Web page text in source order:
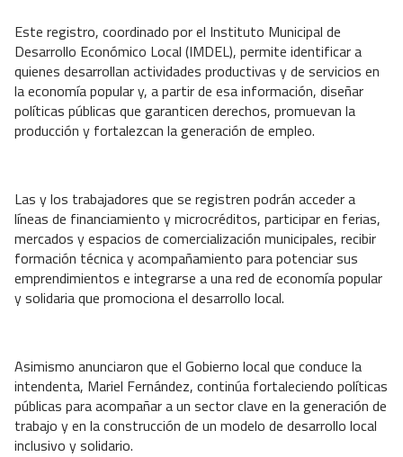
Este registro, coordinado por el Instituto Municipal de
Desarrollo Económico Local (IMDEL), permite identificar a
quienes desarrollan actividades productivas y de servicios en
la economía popular y, a partir de esa información, diseñar
políticas públicas que garanticen derechos, promuevan la
producción y fortalezcan la generación de empleo.
Las y los trabajadores que se registren podrán acceder a
líneas de financiamiento y microcréditos, participar en ferias,
mercados y espacios de comercialización municipales, recibir
formación técnica y acompañamiento para potenciar sus
emprendimientos e integrarse a una red de economía popular
y solidaria que promociona el desarrollo local.
Asimismo anunciaron que el Gobierno local que conduce la
intendenta, Mariel Fernández, continúa fortaleciendo políticas
públicas para acompañar a un sector clave en la generación de
trabajo y en la construcción de un modelo de desarrollo local
inclusivo y solidario.